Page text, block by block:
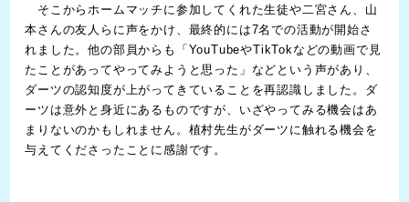
そこからホームマッチに参加してくれた生徒や二宮さん、山
本さんの友人らに声をかけ、最終的には7名での活動が開始さ
れました。他の部員からも「YouTubeやTikTokなどの動画で見
たことがあってやってみようと思った」などという声があり、
ダーツの認知度が上がってきていることを再認識しました。ダ
ーツは意外と身近にあるものですが、いざやってみる機会はあ
まりないのかもしれません。植村先生がダーツに触れる機会を
与えてくださったことに感謝です。